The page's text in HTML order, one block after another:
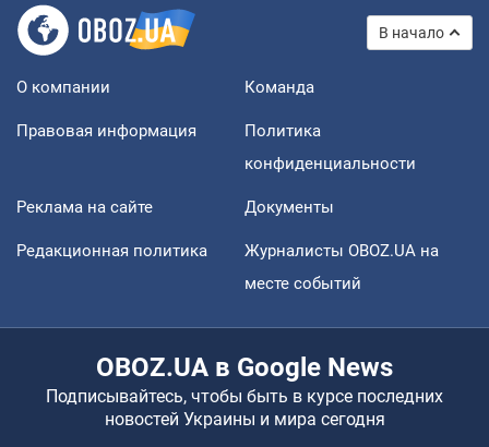
В начало
О компании Команда
Правовая информация
Политика
конфиденциальности
Реклама на сайте Документы
Редакционная политика
Журналисты OBOZ.UA на
месте событий
OBOZ.UA в Google News
Подписывайтесь, чтобы быть в курсе последних
новостей Украины и мира сегодня